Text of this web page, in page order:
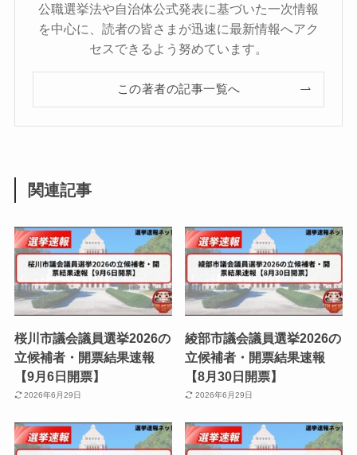
公職選挙法や自治体公式発表に基づいた一次情報
を中心に、読者の皆さまが迅速に最新情報へアク
セスできるよう努めています。
この著者の記事一覧へ
関連記事
桜川市議会議員選挙2026の
立候補者・開票結果速報
【9月6日開票】
2026年6月29日
綾部市議会議員選挙2026の
立候補者・開票結果速報
【8月30日開票】
2026年6月29日